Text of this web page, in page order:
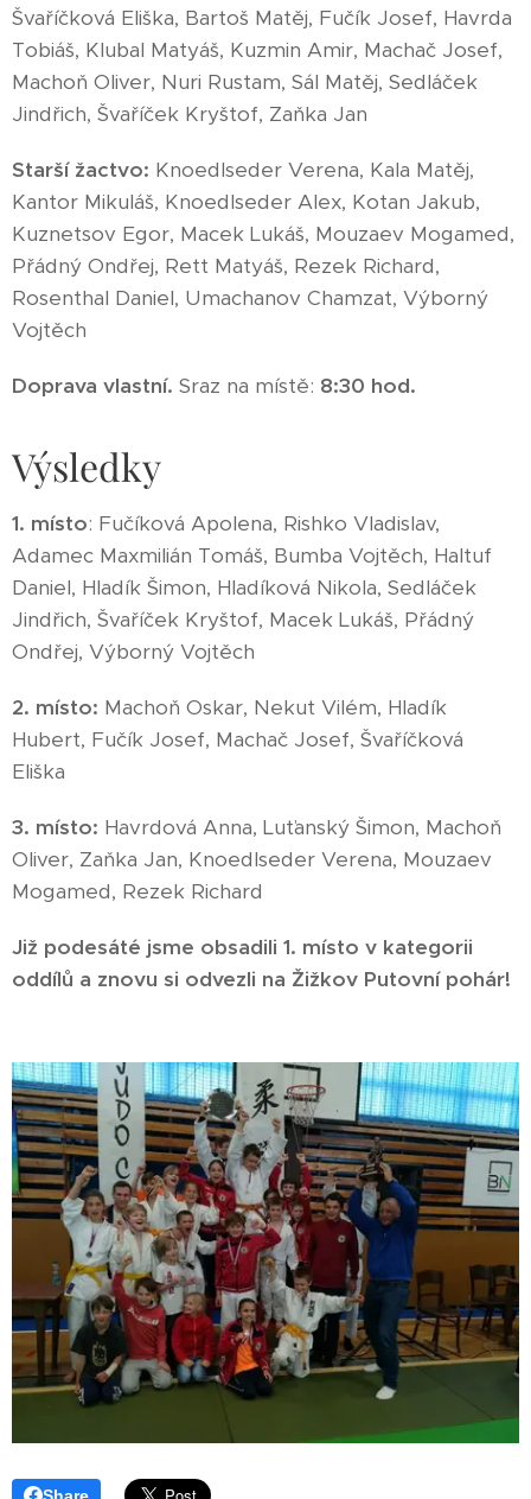
Švaříčková Eliška, Bartoš Matěj, Fučík Josef, Havrda
Tobiáš, Klubal Matyáš, Kuzmin Amir, Machač Josef,
Machoň Oliver, Nuri Rustam, Sál Matěj, Sedláček
Jindřich, Švaříček Kryštof, Zaňka Jan
Starší žactvo: Knoedlseder Verena, Kala Matěj,
Kantor Mikuláš, Knoedlseder Alex, Kotan Jakub,
Kuznetsov Egor, Macek Lukáš, Mouzaev Mogamed,
Přádný Ondřej, Rett Matyáš, Rezek Richard,
Rosenthal Daniel, Umachanov Chamzat, Výborný
Vojtěch
Doprava vlastní. Sraz na místě: 8:30 hod.
Výsledky
1. místo: Fučíková Apolena, Rishko Vladislav,
Adamec Maxmilián Tomáš, Bumba Vojtěch, Haltuf
Daniel, Hladík Šimon, Hladíková Nikola, Sedláček
Jindřich, Švaříček Kryštof, Macek Lukáš, Přádný
Ondřej, Výborný Vojtěch
2. místo: Machoň Oskar, Nekut Vilém, Hladík
Hubert, Fučík Josef, Machač Josef, Švaříčková
Eliška
3. místo: Havrdová Anna, Luťanský Šimon, Machoň
Oliver, Zaňka Jan, Knoedlseder Verena, Mouzaev
Mogamed, Rezek Richard
Již podesáté jsme obsadili 1. místo v kategorii
oddílů a znovu si odvezli na Žižkov Putovní pohár!